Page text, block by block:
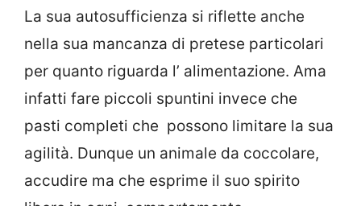
La sua autosufficienza si riflette anche
nella sua mancanza di pretese particolari
per quanto riguarda l’ alimentazione. Ama
infatti fare piccoli spuntini invece che
pasti completi che possono limitare la sua
agilità. Dunque un animale da coccolare,
accudire ma che esprime il suo spirito